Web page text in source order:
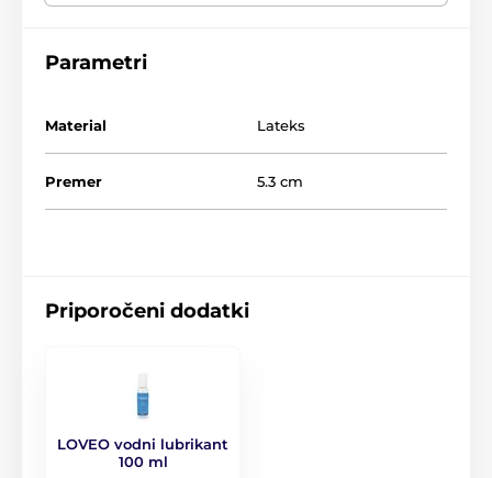
Izdelek je uvrščen v kategorijah
Parametri
Material Lateks
Premer 5.3 cm
Priporočeni dodatki
LOVEO vodni lubrikant
100 ml